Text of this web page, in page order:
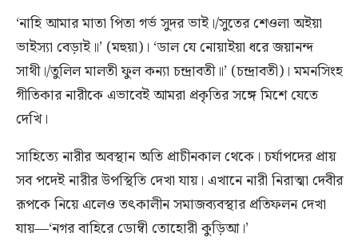
‘নাহি আমার মাতা পিতা গর্ভ সুদর ভাই।/সুতের শেওলা অইয়া
ভাইস্যা বেড়াই॥’ (মহুয়া)। ‘ডাল যে নোয়াইয়া ধরে জয়ানন্দ
সাথী।/তুলিল মালতী ফুল কন্যা চন্দ্রাবতী॥’ (চন্দ্রাবতী)। মমনসিংহ
গীতিকার নারীকে এভাবেই আমরা প্রকৃতির সঙ্গে মিশে যেতে
দেখি।
সাহিত্যে নারীর অবস্থান অতি প্রাচীনকাল থেকে। চর্যাপদের প্রায়
সব পদেই নারীর উপস্থিতি দেখা যায়। এখানে নারী নিরাত্মা দেবীর
রূপকে নিয়ে এলেও তৎকালীন সমাজব্যবস্থার প্রতিফলন দেখা
যায়—‘নগর বাহিরে ডোম্বী তোহোরী কুড়িআ।’